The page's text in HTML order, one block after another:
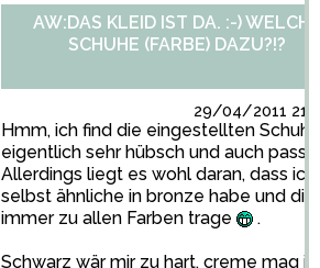
AW:DAS KLEID IST DA. :-) WELCHE
SCHUHE (FARBE) DAZU?!?
29/04/2011
Hmm, ich find die eingestellten Schuhe
eigentlich sehr hübsch und auch
Allerdings liegt es wohl daran, dass ich
selbst ähnliche in bronze habe und die
immer zu allen Farben trage
.
Schwarz wär mir zu hart, creme mag